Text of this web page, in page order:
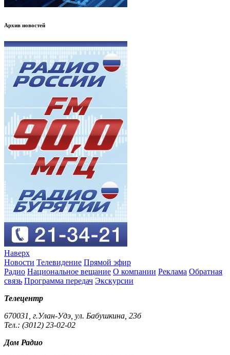
Архив новостей
Наверх
Новости Телевидение Прямой эфир
Радио Национальное вещание О компании Реклама Обратная
связь Программа передач Экскурсии
Телецентр
670031, г.Улан-Удэ, ул. Бабушкина, 23б
Тел.: (3012) 23-02-02
Дом Радио